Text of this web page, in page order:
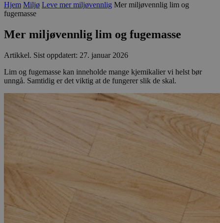
Hjem Miljø Leve mer miljøvennlig Mer miljøvennlig lim og
fugemasse
Mer miljøvennlig lim og fugemasse
Artikkel. Sist oppdatert: 27. januar 2026
Lim og fugemasse kan inneholde mange kjemikalier vi helst bør
unngå. Samtidig er det viktig at de fungerer slik de skal.